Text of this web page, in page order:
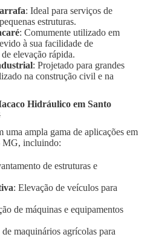
: Ideal para serviços de
estruturas.
: Comumente utilizado em
à sua facilidade de
elevação rápida.
: Projetado para grandes
na construção civil e na
Hidráulico em Santo
uma ampla gama de aplicações em
MG, incluindo:
de estruturas e
: Elevação de veículos para
de máquinas e equipamentos
maquinários agrícolas para